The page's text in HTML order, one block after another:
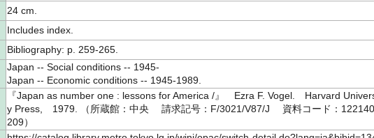
24 cm.
Includes index.
Bibliography: p. 259-265.
Japan -- Social conditions -- 1945-
Japan -- Economic conditions -- 1945-1989.
『Japan as number one : lessons for America /』 Ezra F. Vogel. Harvard
y Press, 1979. （所蔵館：中央 請求記号：F/3021/V87/J 資料コード：
209）